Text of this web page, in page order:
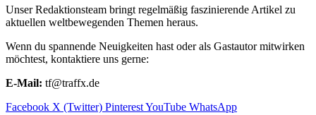
Unser Redaktionsteam bringt regelmäßig faszinierende Artikel zu
aktuellen weltbewegenden Themen heraus.
Wenn du spannende Neuigkeiten hast oder als Gastautor mitwirken
möchtest, kontaktiere uns gerne:
E-Mail: tf@traffx.de
Facebook X (Twitter) PinterestYouTube WhatsApp